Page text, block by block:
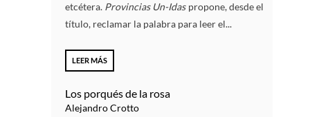
etcétera. Provincias Un-Idas propone, desde el
título, reclamar la palabra para leer el...
LEER MÁS
Los porqués de la rosa
Alejandro Crotto